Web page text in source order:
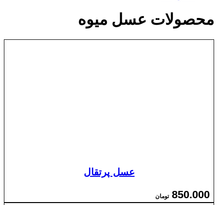
محصولات عسل میوه
عسل پرتقال
850.000 تومان